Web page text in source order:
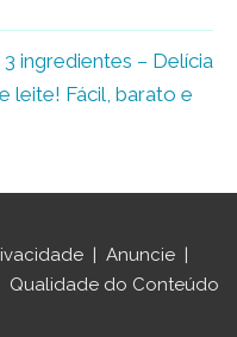
ingredientes – Delícia
leite! Fácil, barato e
| Anuncie |
Qualidade do Conteúdo